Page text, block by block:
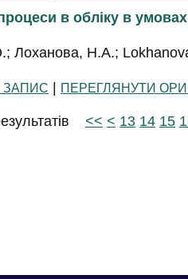
процеси в обліку в
Лоханова, Н.А.;
ЗАПИС | ПЕРЕГЛЯНУТИ
<< < 13 14 15